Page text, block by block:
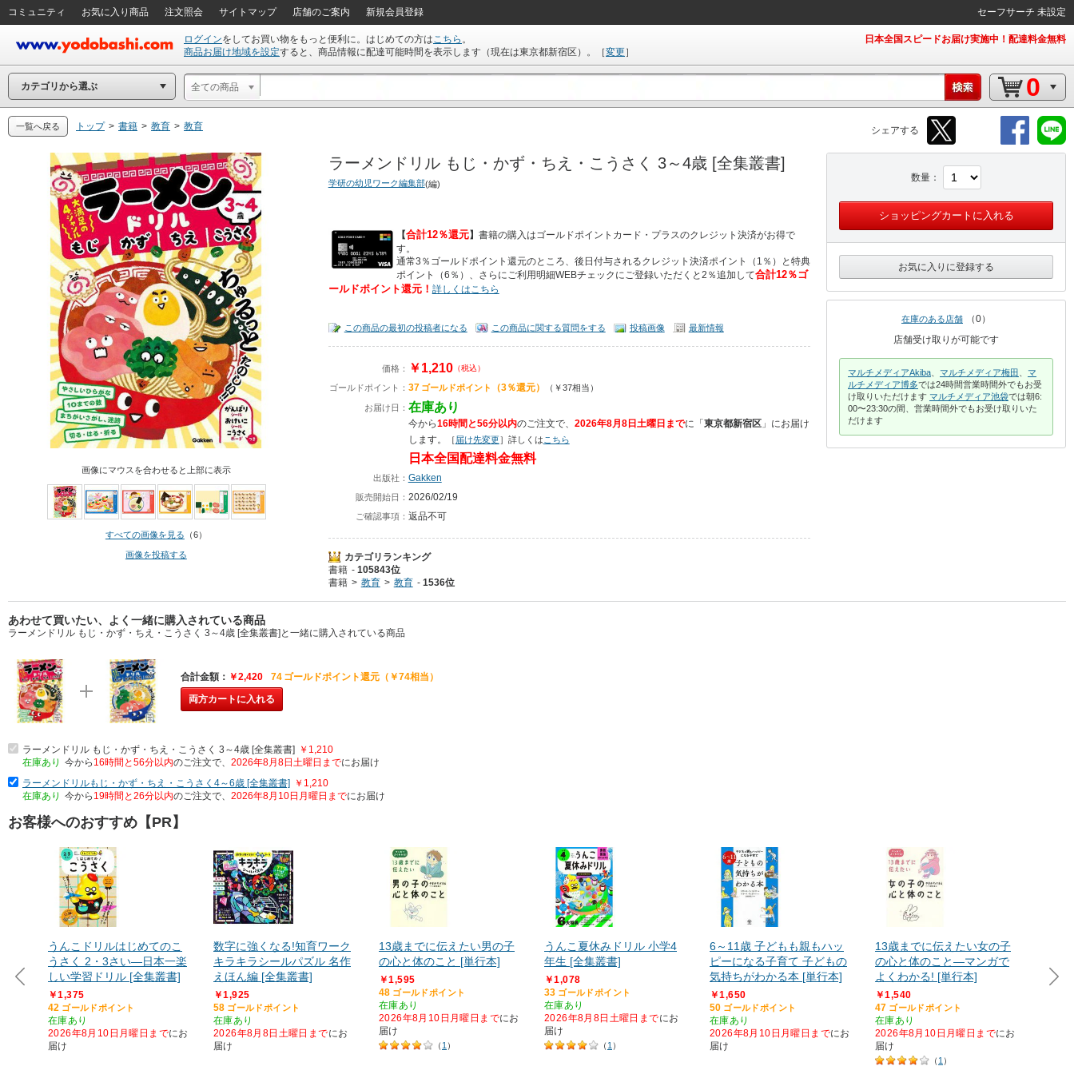
コミュニティ お気に入り商品 注文照会 サイトマップ 店舗のご案内 新規会員登録 セーフサーチ 未設定
ログインをしてお買い物をもっと便利に。はじめての方はこちら 。
商品お届け地域を設定すると、商品情報に配達可能時間を表示します（現在は東京都新宿区 ）。 ［変更］
日本全国スピードお届け実施中！配達料金無料
カテゴリから選ぶ 全ての商品 0
シェアする
一覧へ戻る トップ > 書籍 > 教育 > 教育
画像にマウスを合わせると上部に表示
すべての画像を見る （6）
画像を投稿する
ラーメンドリル もじ・かず・ちえ・こうさく 3～4歳 [全集叢書]
学研の幼児ワーク編集部(編)
【合計12％還元】 書籍の購入はゴールドポイントカード・プラスのクレジット決済がお得で
す。
通常3％ゴールドポイント還元のところ、後日付与されるクレジット決済ポイント（1％）と特典
ポイント（6％）、さらにご利用明細WEBチェックにご登録いただくと2％追加して合計12％ゴ
ールドポイント還元！ 詳しくはこちら
この商品の最初の投稿者になる この商品に関する質問をする 投稿画像 最新情報
価格： ￥1,210（税込）
ゴールドポイント： 37 ゴールドポイント （3％還元） （￥37相当）
お届け日： 在庫あり
今から16時間と56分以内のご注文で、 2026年8月8日土曜日までに 「東京都新宿区」にお届け
します。
［届け先変更］詳しくは こちら
日本全国配達料金無料
出版社： Gakken
販売開始日： 2026/02/19
ご確認事項： 返品不可
カテゴリランキング
書籍
105843位
書籍
教育 教育 1536位
数量
ショッピングカートに入れる
お気に入りに登録する
在庫のある店舗
0
店舗受け取りが可能です
マルチメディアAkiba マルチメディア梅田
マ
ルチメディア博多では24時間営業時間外でもお受
け取りいただけます マルチメディア池袋では朝6:
00〜23:30の間、営業時間外でもお受け取りいた
だけます
あわせて買いたい、よく一緒に購入されている商品
ラーメンドリル もじ・かず・ちえ・こうさく 3～4歳 [全集叢書]と一緒に購入されている商品
合計金額 ￥2,420 74 ゴールドポイント還元（￥74相当）
両方カートに入れる
ラーメンドリル もじ・かず・ちえ・こうさく 3～4歳 [全集叢書] ￥1,210
在庫あり 今から 16時間と56分以内のご注文で、 2026年8月8日土曜日までにお届け
ラーメンドリルもじ・かず・ちえ・こうさく4～6歳 [全集叢書] ￥1,210
在庫あり 今から 19時間と26分以内のご注文で、 2026年8月10日月曜日までにお届け
お客様へのおすすめ【PR】
うんこドリルはじめてのこ
うさく 2・3さい―日本一楽
しい学習ドリル [全集叢書]
￥1,375
42 ゴールドポイント
在庫あり
2026年8月10日月曜日までにお
届け
数字に強くなる!知育ワーク
キラキラシールパズル 名作
えほん編 [全集叢書]
￥1,925
58 ゴールドポイント
在庫あり
2026年8月8日土曜日までにお
届け
13歳までに伝えたい男の子
の心と体のこと [単行本]
￥1,595
48 ゴールドポイント
在庫あり
2026年8月10日月曜日までにお
届け
（ 1 ）
うんこ夏休みドリル 小学4
年生 [全集叢書]
￥1,078
33 ゴールドポイント
在庫あり
2026年8月8日土曜日までにお
届け
（ 1 ）
6～11歳 子どもも親もハッ
ピーになる子育て 子どもの
気持ちがわかる本 [単行本]
￥1,650
50 ゴールドポイント
在庫あり
2026年8月10日月曜日までにお
届け
13歳までに伝えたい女の子
の心と体のこと―マンガで
よくわかる! [単行本]
￥1,540
47 ゴールドポイント
在庫あり
2026年8月10日月曜日までにお
届け
（ 1 ）
習ド